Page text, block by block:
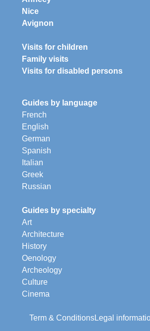
Nice
Avignon
Visits for children
Family visits
Visits for disabled persons
Guides by language
French
English
German
Spanish
Italian
Greek
Russian
Guides by specialty
Art
Architecture
History
Oenology
Archeology
Culture
Cinema
Term & ConditionsLegal